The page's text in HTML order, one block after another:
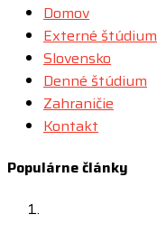
Domov
Externé štúdium
Slovensko
Denné štúdium
Zahraničie
Kontakt
Populárne články